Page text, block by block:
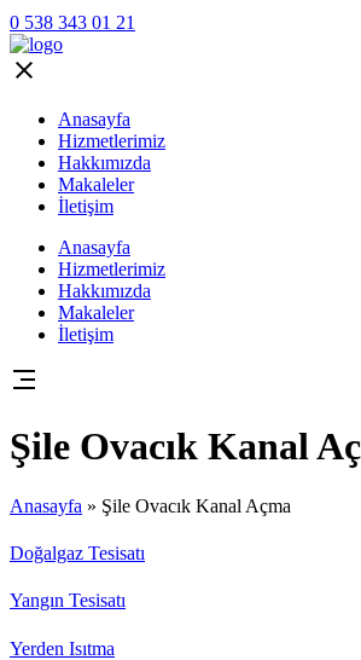
0 538 343 01 21
Anasayfa
Hizmetlerimiz
Hakkımızda
Makaleler
İletişim
Anasayfa
Hizmetlerimiz
Hakkımızda
Makaleler
İletişim
Şile Ovacık Kanal
Anasayfa » Şile Ovacık Kanal Açma
Doğalgaz Tesisatı
Yangın Tesisatı
Yerden Isıtma